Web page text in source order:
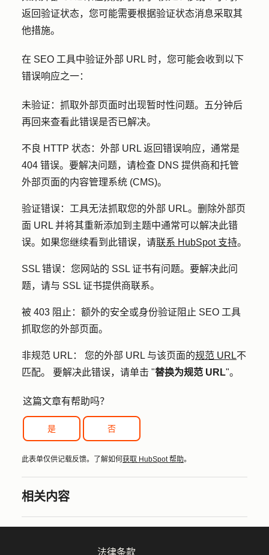
返回验证状态，您可能需要根据验证状态消息采取其
他措施。
在 SEO 工具中验证外部 URL 时，您可能会收到以下
错误响应之一：
未验证： 抓取外部页面时出现暂时性问题。五分钟后
再回来查看此错误是否已解决。
不良 HTTP 状态： 外部 URL 返回错误响应，通常是
404 错误。要解决问题，请检查 DNS 提供商和托管
外部页面的内容管理系统 (CMS)。
验证错误： 工具无法抓取您的外部 URL。删除外部页
面 URL 并将其重新添加到主题中通常可以解决此错
误。如果您继续看到此错误，请联系 HubSpot 支持。
SSL 错误： 您网站的 SSL 证书有问题。要解决此问
题，请与 SSL 证书提供商联系。
被 403 阻止： 额外的安全或身份验证阻止 SEO 工具
抓取您的外部页面。
非规范 URL： 您的外部 URL 与该页面的规范 URL不
匹配。 要解决此错误，请单击 "替换为规范 URL"。
这篇文章有帮助吗？
是 否
此表单仅供记载反馈。了解如何 获取 HubSpot 帮助。
相关内容
法律条款